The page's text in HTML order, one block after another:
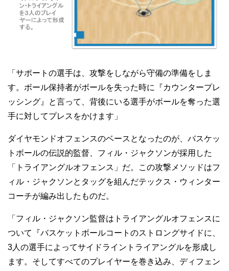
「サポートの選手は、攻撃をしながら守備の準備をしま
す。ボール保持者がボールを失った時に『カウンタープレ
ッシング』と言って、背後にいる選手がボールを奪った選
手に対してプレスをかけます」
ダイヤモンドオフェンスのベースとなったのが、バスケッ
トボールの伝説的監督、フィル・ジャクソンが採用した
「トライアングルオフェンス」だ。この攻撃メソッドはフ
ィル・ジャクソンとタッグを組んだテックス・ウィンター
コーチが編み出したものだ。
「フィル・ジャクソン監督はトライアングルオフェンスに
ついて『バスケットボールコートのストロングサイドに、
3人の選手によってサイドライントライアングルを形成し
ます。そしてすべてのプレイヤーを巻き込み、ディフェン